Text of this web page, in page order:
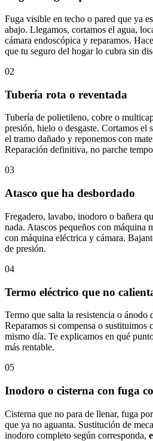
Fuga visible en techo o pared que ya
abajo. Llegamos, cortamos el agua,
cámara endoscópica y reparamos.
que tu seguro del hogar lo cubra sin
02
Tubería rota o reventada
Tubería de polietileno, cobre o
presión, hielo o desgaste. Cortamos el
el tramo dañado y reponemos con
Reparación definitiva, no parche
03
Atasco que ha desbordado
Fregadero, lavabo, inodoro o bañera
nada. Atascos pequeños con máquina
con máquina eléctrica y cámara.
de presión.
04
Termo eléctrico que no
Termo que salta la resistencia o ánodo
Reparamos si compensa o sustituimos
mismo día. Te explicamos en qué
más rentable.
05
Inodoro o cisterna con fuga
Cisterna que no para de llenar, fuga
que ya no aguanta. Sustitución de
inodoro completo según corresponda,